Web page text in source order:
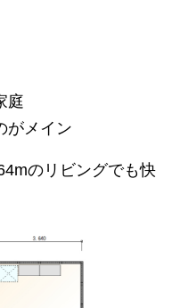
庭
がメイン
のリビングでも快